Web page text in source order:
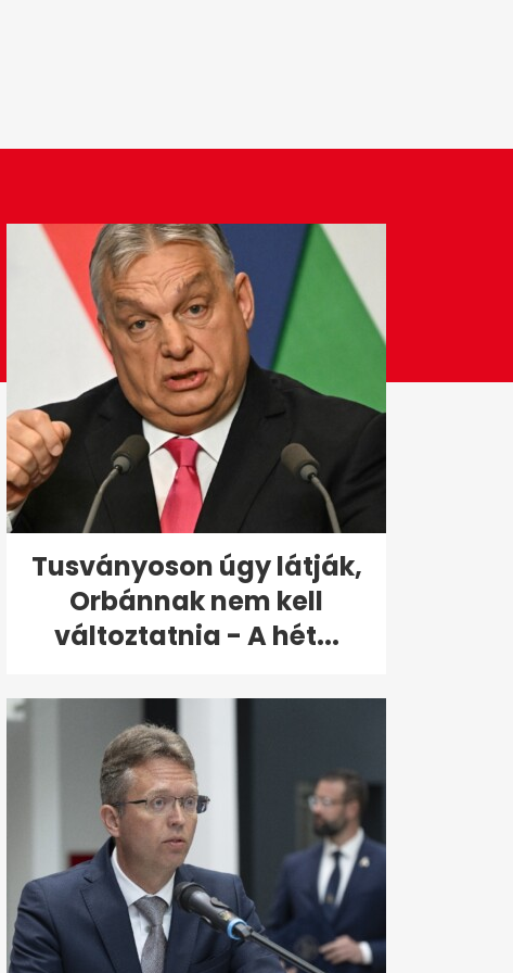
Tusványoson úgy látják,
Orbánnak nem kell
változtatnia - A hét...